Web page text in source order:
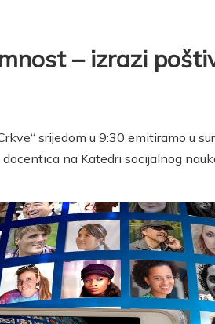
– izrazi
srijedom u 9:30 emitiramo u
na Katedri socijalnog